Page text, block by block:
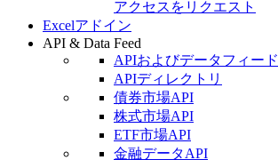
アクセスをリクエスト
Excelアドイン
API & Data Feed
APIおよびデータフィード
APIディレクトリ
債券市場API
株式市場API
ETF市場API
金融データAPI